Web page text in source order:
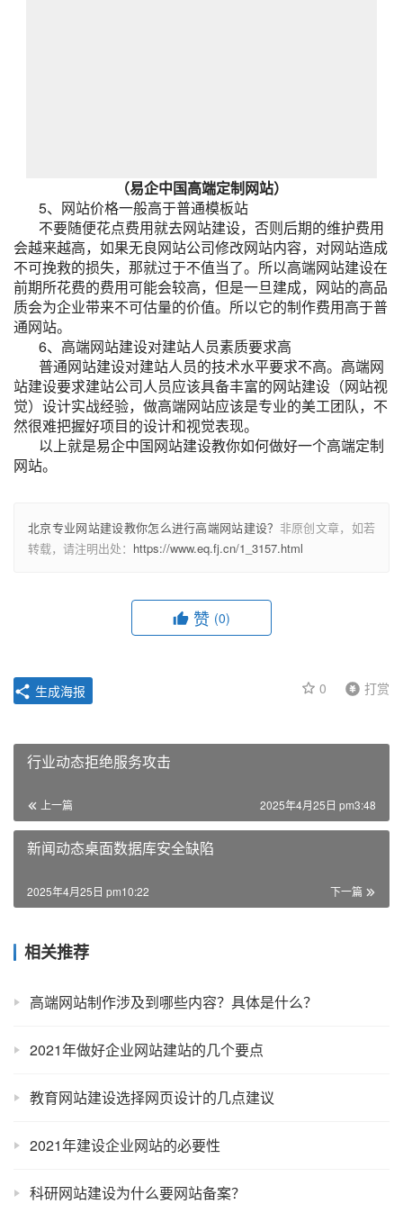
（易企中国高端定制网站）
5、网站价格一般高于普通模板站
不要随便花点费用就去网站建设，否则后期的维护费用
会越来越高，如果无良网站公司修改网站内容，对网站造成
不可挽救的损失，那就过于不值当了。所以高端网站建设在
前期所花费的费用可能会较高，但是一旦建成，网站的高品
质会为企业带来不可估量的价值。所以它的制作费用高于普
通网站。
6、高端网站建设对建站人员素质要求高
普通网站建设对建站人员的技术水平要求不高。高端网
站建设要求建站公司人员应该具备丰富的网站建设（网站视
觉）设计实战经验，做高端网站应该是专业的美工团队，不
然很难把握好项目的设计和视觉表现。
以上就是易企中国网站建设教你如何做好一个高端定制
网站。
北京专业网站建设教你怎么进行高端网站建设？ 非原创文章，如若
转载，请注明出处： https://www.eq.fj.cn/1_3157.html
赞 (0)
0 打赏
生成海报
行业动态拒绝服务攻击
上一篇 2025年4月25日 pm3:48
新闻动态桌面数据库安全缺陷
下一篇
2025年4月25日 pm10:22
相关推荐
高端网站制作涉及到哪些内容？具体是什么？
2021年做好企业网站建站的几个要点
教育网站建设选择网页设计的几点建议
2021年建设企业网站的必要性
科研网站建设为什么要网站备案？